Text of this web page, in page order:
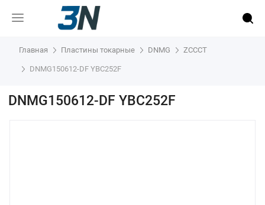
Главная Пластины токарные DNMG ZCCCT
DNMG150612-DF YBC252F
DNMG150612-DF YBC252F